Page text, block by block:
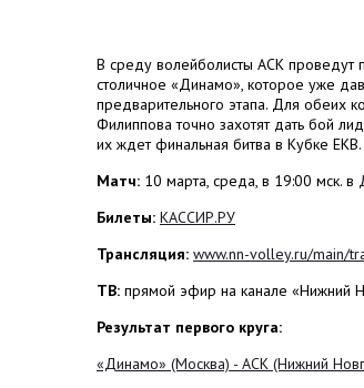
В среду волейболисты АСК проведут
столичное «Динамо», которое уже
предварительного этапа. Для обеих
Филиппова точно захотят дать бой
их ждет финальная битва в Кубке ЕКВ.
Матч: 10 марта, среда, в 19:00 мск. в
Билеты: КАССИР.РУ
Трансляция: www.nn-volley.ru/main/
ТВ: прямой эфир на канале «Нижний
Результат первого круга:
«Динамо» (Москва) - АСК (Нижний